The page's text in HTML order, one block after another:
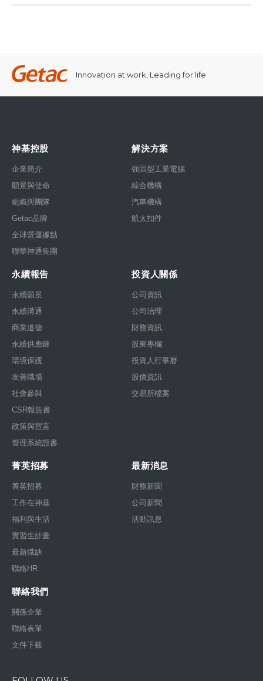
Innovation at work, Leading for life
神基控股
企業簡介
願景與使命
組織與團隊
Getac品牌
全球營運據點
聯華神通集團
解決方案
強固型工業電腦
綜合機構
汽車機構
航太扣件
永續報告
永續願景
永續溝通
商業道德
永續供應鏈
環境保護
友善職場
社會參與
CSR報告書
政策與宣言
管理系統證書
投資人關係
公司資訊
公司治理
財務資訊
股東專欄
投資人行事曆
股價資訊
交易所檔案
菁英招募
菁英招募
工作在神基
福利與生活
實習生計畫
最新職缺
聯絡HR
最新消息
財務新聞
公司新聞
活動訊息
聯絡我們
關係企業
聯絡表單
文件下載